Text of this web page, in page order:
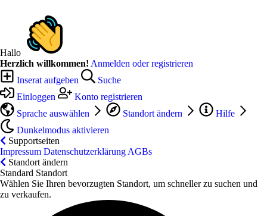
Hallo
Herzlich willkommen! Anmelden oder registrieren
Inserat aufgeben
Suche
Einloggen
Konto registrieren
Sprache auswählen
Standort ändern
Hilfe
Dunkelmodus aktivieren
Supportseiten
Impressum Datenschutzerklärung AGBs
Standort ändern
Standard Standort
Wählen Sie Ihren bevorzugten Standort, um schneller zu suchen und
zu verkaufen.